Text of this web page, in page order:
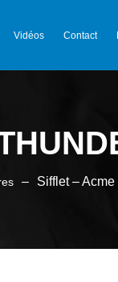
Vidéos Contact
– Sifflet –